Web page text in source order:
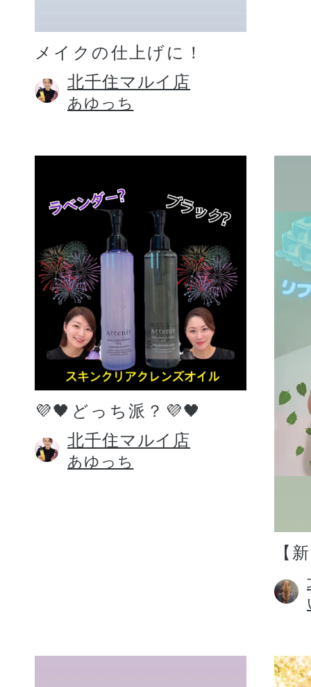
メイクの仕上げに！
北千住マルイ店
あゆっち
💜🖤どっち派？💜🖤
北千住マルイ店
あゆっち
【